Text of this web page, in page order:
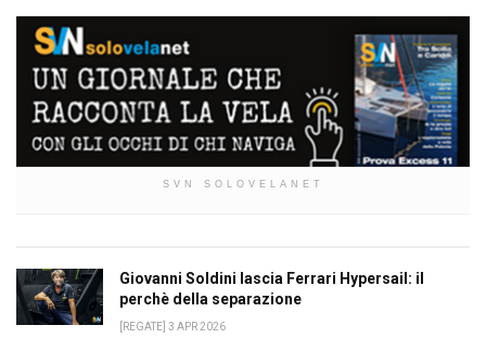
SVN SOLOVELANET
Giovanni Soldini lascia Ferrari Hypersail: il
perchè della separazione
[REGATE] 3 APR 2026